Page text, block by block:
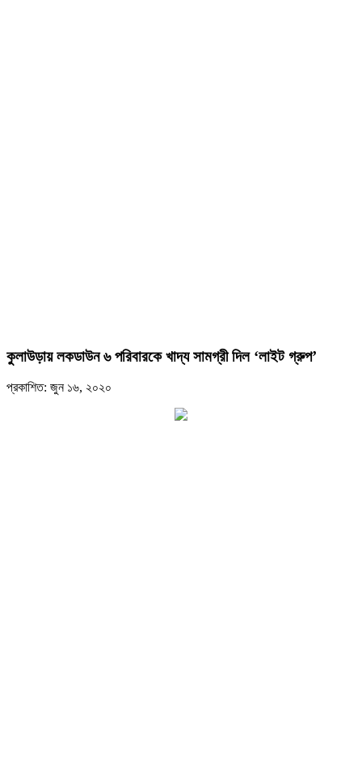
কুলাউড়ায় লকডাউন ৬ পরিবারকে খাদ্য সামগ্রী দিল ‘লাইট গ্রুপ’
প্রকাশিত: জুন ১৬, ২০২০